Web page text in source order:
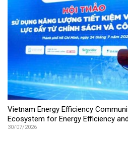
Vietnam Energy Efficiency
Ecosystem for Energy Efficiency
30/07/2026